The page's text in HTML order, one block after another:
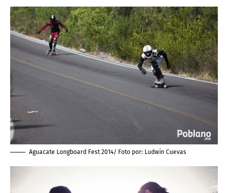
Aguacate Longboard Fest 2014/ Foto por: Ludwin Cuevas